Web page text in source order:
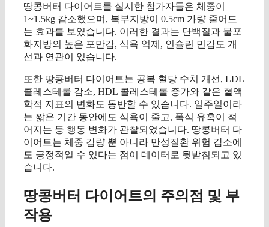
땅콩버터 다이어트를 실시한 참가자들은 체중이
1~1.5kg 감소했으며, 복부지방이 0.5cm 가량 줄어드
는 효과를 보였습니다. 이러한 결과는 단백질과 불포
화지방의 높은 포만감, 식욕 억제, 인슐린 민감도 개
선과 연관이 있습니다.
또한 땅콩버터 다이어트는 공복 혈당 수치 개선, LDL
콜레스테롤 감소, HDL 콜레스테롤 증가와 같은 혈액
학적 지표의 변화도 동반할 수 있습니다. 일주일이라
는 짧은 기간 동안에도 식욕이 줄고, 폭식 유혹이 적
어지는 등 행동 변화가 관찰되었습니다. 땅콩버터 다
이어트는 체중 감량 뿐 아니라 만성질환 위험 감소에
도 긍정적일 수 있다는 점이 데이터로 뒷받침되고 있
습니다.
땅콩버터 다이어트의 주의점 및 부
작용